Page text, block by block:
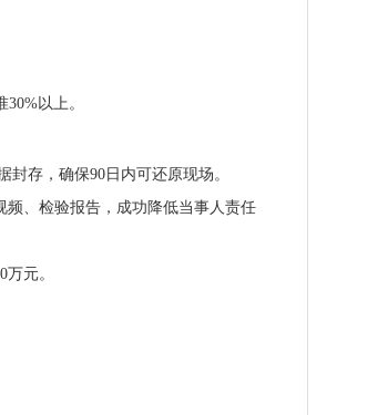
以上。
存，确保90日内可还原现场。
频、检验报告，成功降低当事人责任
元。